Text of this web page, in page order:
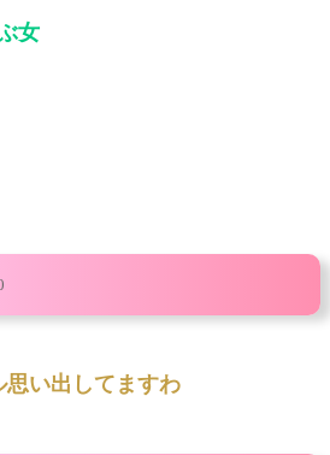
女
い出してますわ